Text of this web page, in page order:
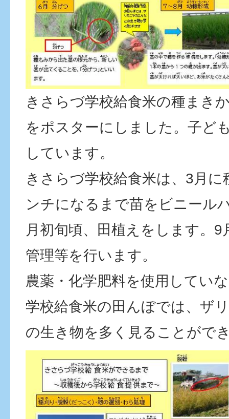
きさらづ学校給食米の種まき
をポスターにしました。子ど
しています。
きさらづ学校給食米は、3月
ンチになるまで苗をビニール
月初旬頃、田植えをします。
管理等を行います。
農薬・化学肥料を使用してい
学校給食米の田んぼでは、ザ
の生き物を多く見ることがで